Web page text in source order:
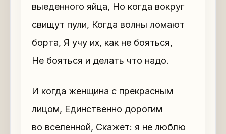
выеденного яйца, Но когда вокруг
свищут пули, Когда волны ломают
борта, Я учу их, как не бояться,
Не бояться и делать что надо.
И когда женщина с прекрасным
лицом, Единственно дорогим
во вселенной, Скажет: я не люблю